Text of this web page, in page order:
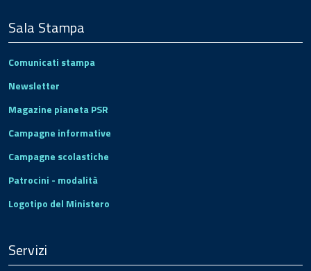
Sala Stampa
Comunicati stampa
Newsletter
Magazine pianeta PSR
Campagne informative
Campagne scolastiche
Patrocini - modalità
Logotipo del Ministero
Servizi